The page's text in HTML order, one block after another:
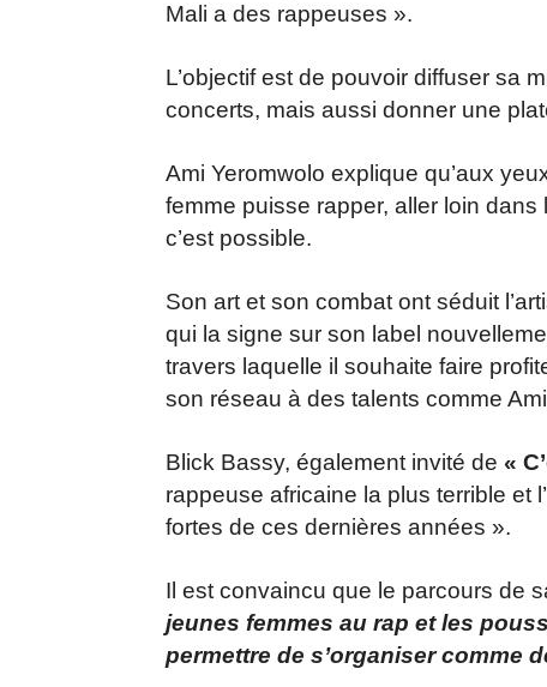
Mali a des rappeuses ».
L’objectif est de pouvoir diffuser sa
concerts, mais aussi donner une
Ami Yeromwolo explique qu’aux
femme puisse rapper, aller loin
c’est possible.
Son art et son combat ont séduit
qui la signe sur son label
travers laquelle il souhaite faire
son réseau à des talents comme
Blick Bassy, également invité de «
rappeuse africaine la plus terrible et
fortes de ces dernières années ».
Il est convaincu que le parcours de
jeunes femmes au rap et les
permettre de s’organiser comme